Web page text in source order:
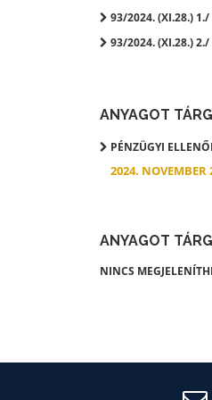
93/2024. (XI.28.) 1./
93/2024. (XI.28.) 2./
ANYAGOT
PÉNZÜGYI
2024. NOVEMBER
ANYAGOT
NINCS